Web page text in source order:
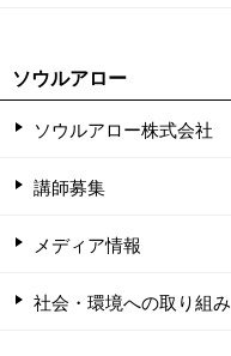
ソウルアロー
ソウルアロー株式会社
講師募集
メディア情報
社会・環境への取り組み